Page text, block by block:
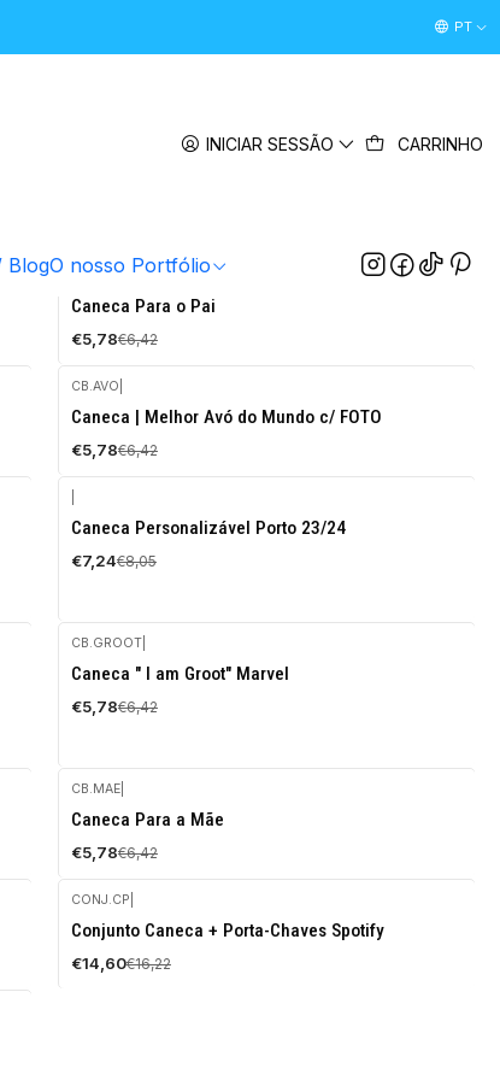
INICIAR SESSÃO CARRINHO
BlogO nosso Portfólio
Desconto Boas Vindas 5% " boasvindas26 " (PrimeiraPT
de 325 ml e próprias para ir ao micro-ondas e
-10%
DESCONTO
CB.MAE|
Caneca Para o Pai
€5,78€6,42
-10%
DESCONTO
CB.AVO
Caneca | Melhor Avó do Mundo c/ FOTO
€5,78€6,42
-10%
DESCONTO
Caneca Personalizável Porto 23/24
€7,24€8,05
-10%
DESCONTO
CB.GROOT|
Caneca " I am Groot" Marvel
€5,78€6,42
-10%
DESCONTO
CB.MAE|
Caneca Para a Mãe
€5,78€6,42
-10%
DESCONTO
CONJ.CP
Conjunto Caneca + Porta-Chaves Spotify
€14,60€16,22